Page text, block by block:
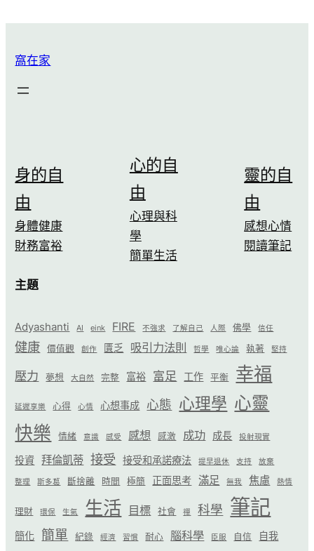
窩在家
身的自
由
身體健康
財務富裕
心的自
由
心理與科
學
簡單生活
靈的自
由
感想心情
閱讀筆記
主題
Adyashanti AI eink FIRE 不強求 了解自己 人際 佛學 信任
健康 價值觀 創作 匱乏 吸引力法則 哲學 唯心論 執著 堅持
壓力 夢想 大自然 完整 富裕 富足 工作 平衡 幸福
延遲享樂 心得 心情 心想事成 心態 心理學 心靈
快樂 情緒 意識 感受 感想 感激 成功 成長 投射現實
投資 拜倫凱蒂 接受 接受和承諾療法 提早退休 支持 放棄
整理 斯多葛 斷捨離 時間 極簡 正面思考 滿足 無我 焦慮 熱情
理財 環保 生氣 生活 目標 社會 禪 科學 筆記
簡化 簡單 紀錄 經濟 習慣 耐心 腦科學 臣服 自信 自我